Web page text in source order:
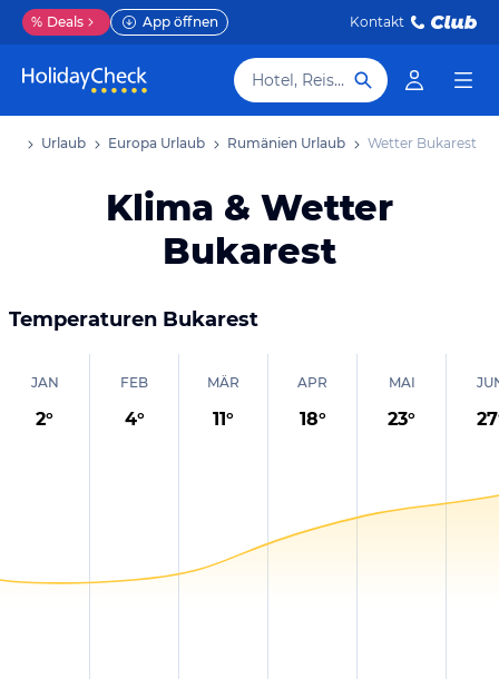
% Deals App öffnen Kontakt
Hotel, Reiseziel
Urlaub Europa Urlaub Rumänien Urlaub Wetter Bukarest
Klima & Wetter
Bukarest
Temperaturen Bukarest
JAN
2°
FEB
4°
MÄR
11°
APR
18°
MAI
23° 27